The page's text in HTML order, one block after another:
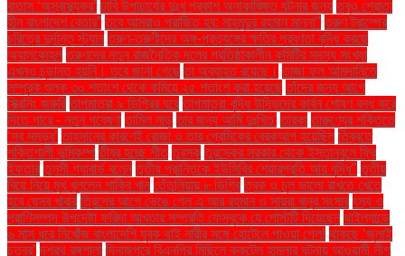
বাতাস ‘অস্বাস্থ্যকর’ ঢাবি উপাচার্যের দুঃখ প্রকাশ অনাকাঙ্ক্ষিত ঘটনার জন্য তবুও শ্রোতা
হীন বাংলাদেশ বেতার” তবে আমরাও পরাজিত হব: মাহমুদুর রহমান মান্না" তরুণ ট্রাম্পের
চরিত্রে দুর্দান্ত স্ট্যান তরুণ-তরুণীদের অঙ্গ-প্রত্যঙ্গের ক্ষতির প্রবণতা বৃদ্ধি করছে
অ্যালকোহল তরুণদের নতুন রাজনৈতিক দলের প্রতিষ্ঠাকালীন কমিটির সদস্য সংখ্যা
এখনও চূড়ান্ত হয়নি। তবে জানা গেছে তা অব্যাহত রয়েছে। তাজা ফল আমদানিতে
সম্পূরক শুল্ক ৩০ শতাংশ থেকে কমিয়ে ২৫ শতাংশ করা হয়েছে তাঁদের জন্য আগে
স্ক্রিনিং জরুরি তাপমাত্রা ৯ ডিগ্রির ঘরে তাপমাত্রা বৃদ্ধি উদ্ভিদের কার্বন শোষণ বন্ধ করে
দিতে পারে - নতুন গবেষণা তামিল নাড়ু তার জন্য আমি দুঃখিত' তারকা তারুণ্যের শক্তিতে
‘সব সম্ভব’ তাহসানের কারণেই রোজা ও তার প্রেমিকের ব্রেকআপ হয়েছিল তিব্বতে
শক্তিশালী ভূমিকম্প তীব্র হচ্ছে শীত তুরস্ক তুরস্কের সরকার থেকে ইস্তানবুলে ফ্রি
ইফতার তুলসী গ্যাবার্ড বলেন তৃতীয় প্রান্তিকে ইউসিবির শেয়ারপ্রতি আয় বৃদ্ধি" তৃতীয়
বিয়ে নিয়ে মুখ খুললেন শাকিব খান তেঁতুলিয়ায় ৮ ডিগ্রি ত্বক ও চুল ভালো রাখতে খেতে
হবে যেসব খাবার ত্রিশের আগে ভেঙে গেল এ আর রহমান ও সায়রা বানুর সংসার ৎস্য ও
প্রাণিসম্পদ উপদেষ্টা ফরিদা আখতার সম্প্রতি ফেসবুকে যে পোস্টটি দিয়েছেন থাইল্যান্ডে
৬ মাস ধরে নিখোঁজ বাংলাদেশি যুবক থাই নারীর সঙ্গে হোটেলে পাওয়া গেল! থাকছে ‘জুলাই
চত্বর’ দশরথ রঙ্গশালা দিনাজপুরে বিএনপির মিছিলে ককটেল হামলার ঘটনায় আওয়ামী লীগ